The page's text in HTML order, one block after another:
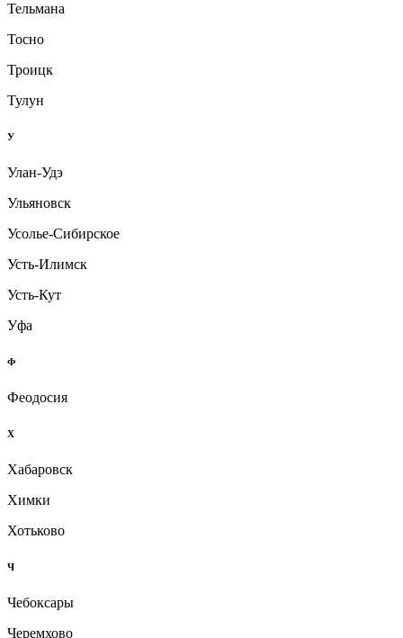
Тельмана
Тосно
Троицк
Тулун
У
Улан-Удэ
Ульяновск
Усолье-Сибирское
Усть-Илимск
Усть-Кут
Уфа
Ф
Феодосия
Х
Хабаровск
Химки
Хотьково
Ч
Чебоксары
Черемхово